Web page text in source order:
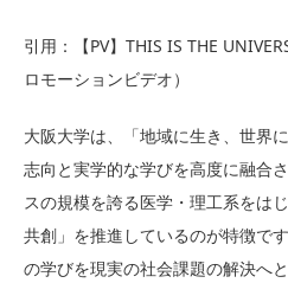
引用：【PV】THIS IS THE
ロモーションビデオ）
大阪大学は、「地域に生き、世界
志向と実学的な学びを高度に融合
スの規模を誇る医学・理工系をは
共創」を推進しているのが特徴で
の学びを現実の社会課題の解決へ